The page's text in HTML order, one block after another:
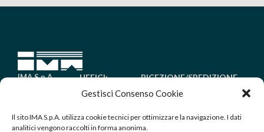
Gestisci Consenso Cookie
Il sito IMA S.p.A. utilizza cookie tecnici per ottimizzare la navigazione. I dati
analitici vengono raccolti in forma anonima.
IMA S.p.A.
Fax +39 030
6485099
UFFICI:
Via
9/A
RICEZIONE/SPEDIZIONE
MERCI:
25/A